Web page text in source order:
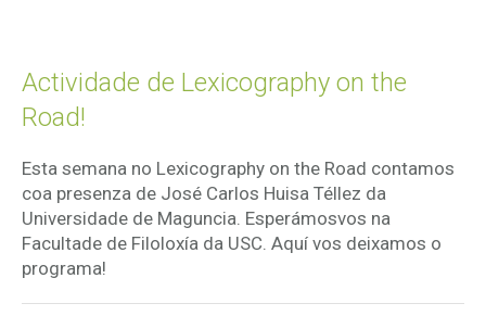
Actividade de Lexicography on the
Road!
Esta semana no Lexicography on the Road contamos
coa presenza de José Carlos Huisa Téllez da
Universidade de Maguncia. Esperámosvos na
Facultade de Filoloxía da USC. Aquí vos deixamos o
programa!